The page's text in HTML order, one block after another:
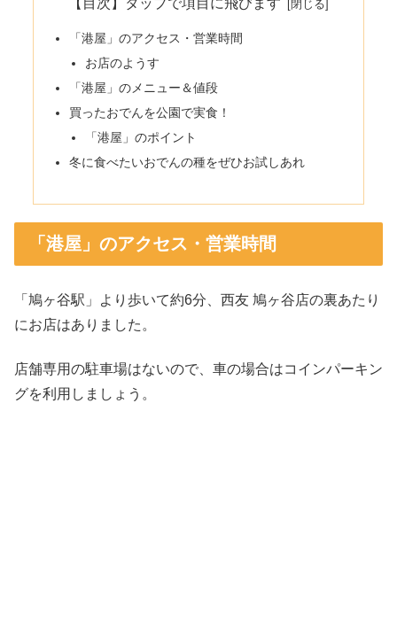
「港屋」のアクセス・営業時間
お店のようす
「港屋」のメニュー＆値段
買ったおでんを公園で実食！
「港屋」のポイント
冬に食べたいおでんの種をぜひお試しあれ
「港屋」のアクセス・営業時間
「鳩ヶ谷駅」より歩いて約6分、西友 鳩ヶ谷店の裏あたり
にお店はありました。
店舗専用の駐車場はないので、車の場合はコインパーキン
グを利用しましょう。